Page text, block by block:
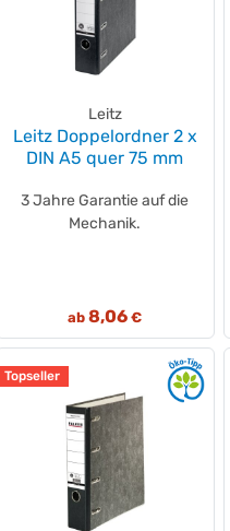
Leitz
Leitz Doppelordner 2 x
DIN A5 quer 75 mm
3 Jahre Garantie auf die
Mechanik.
ab8,06 €
Topseller